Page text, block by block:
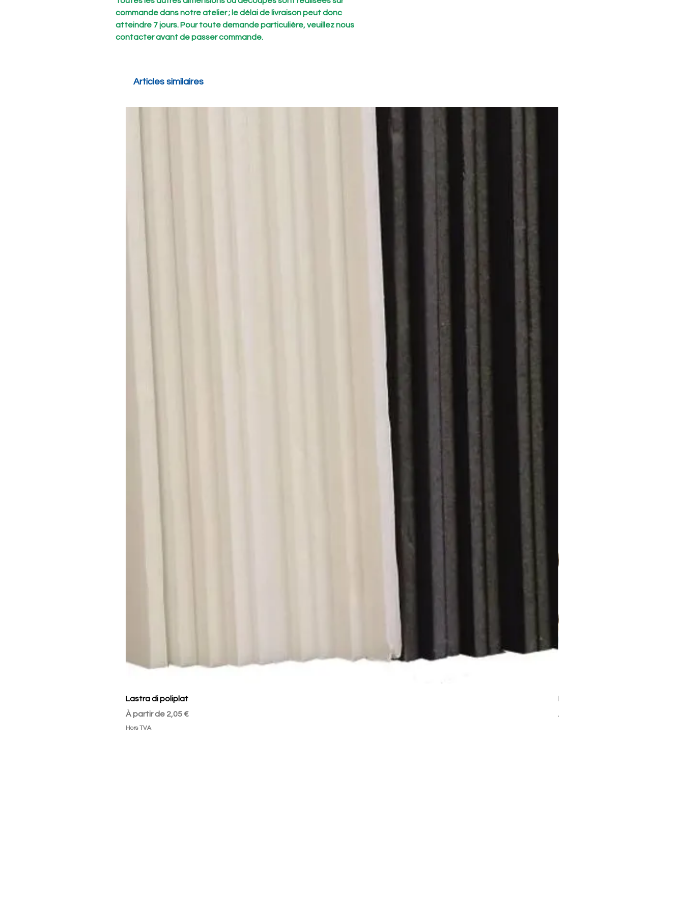
commande dans notre atelier ; le délai de livraison peut donc
atteindre 7 jours. Pour toute demande particulière, veuillez nous
contacter avant de passer commande.
Articles similaires
Lastra di poliplat
À partir de 2,05 €
Prix promotionnel
Hors TVA
À partir de
Prix promotionnel